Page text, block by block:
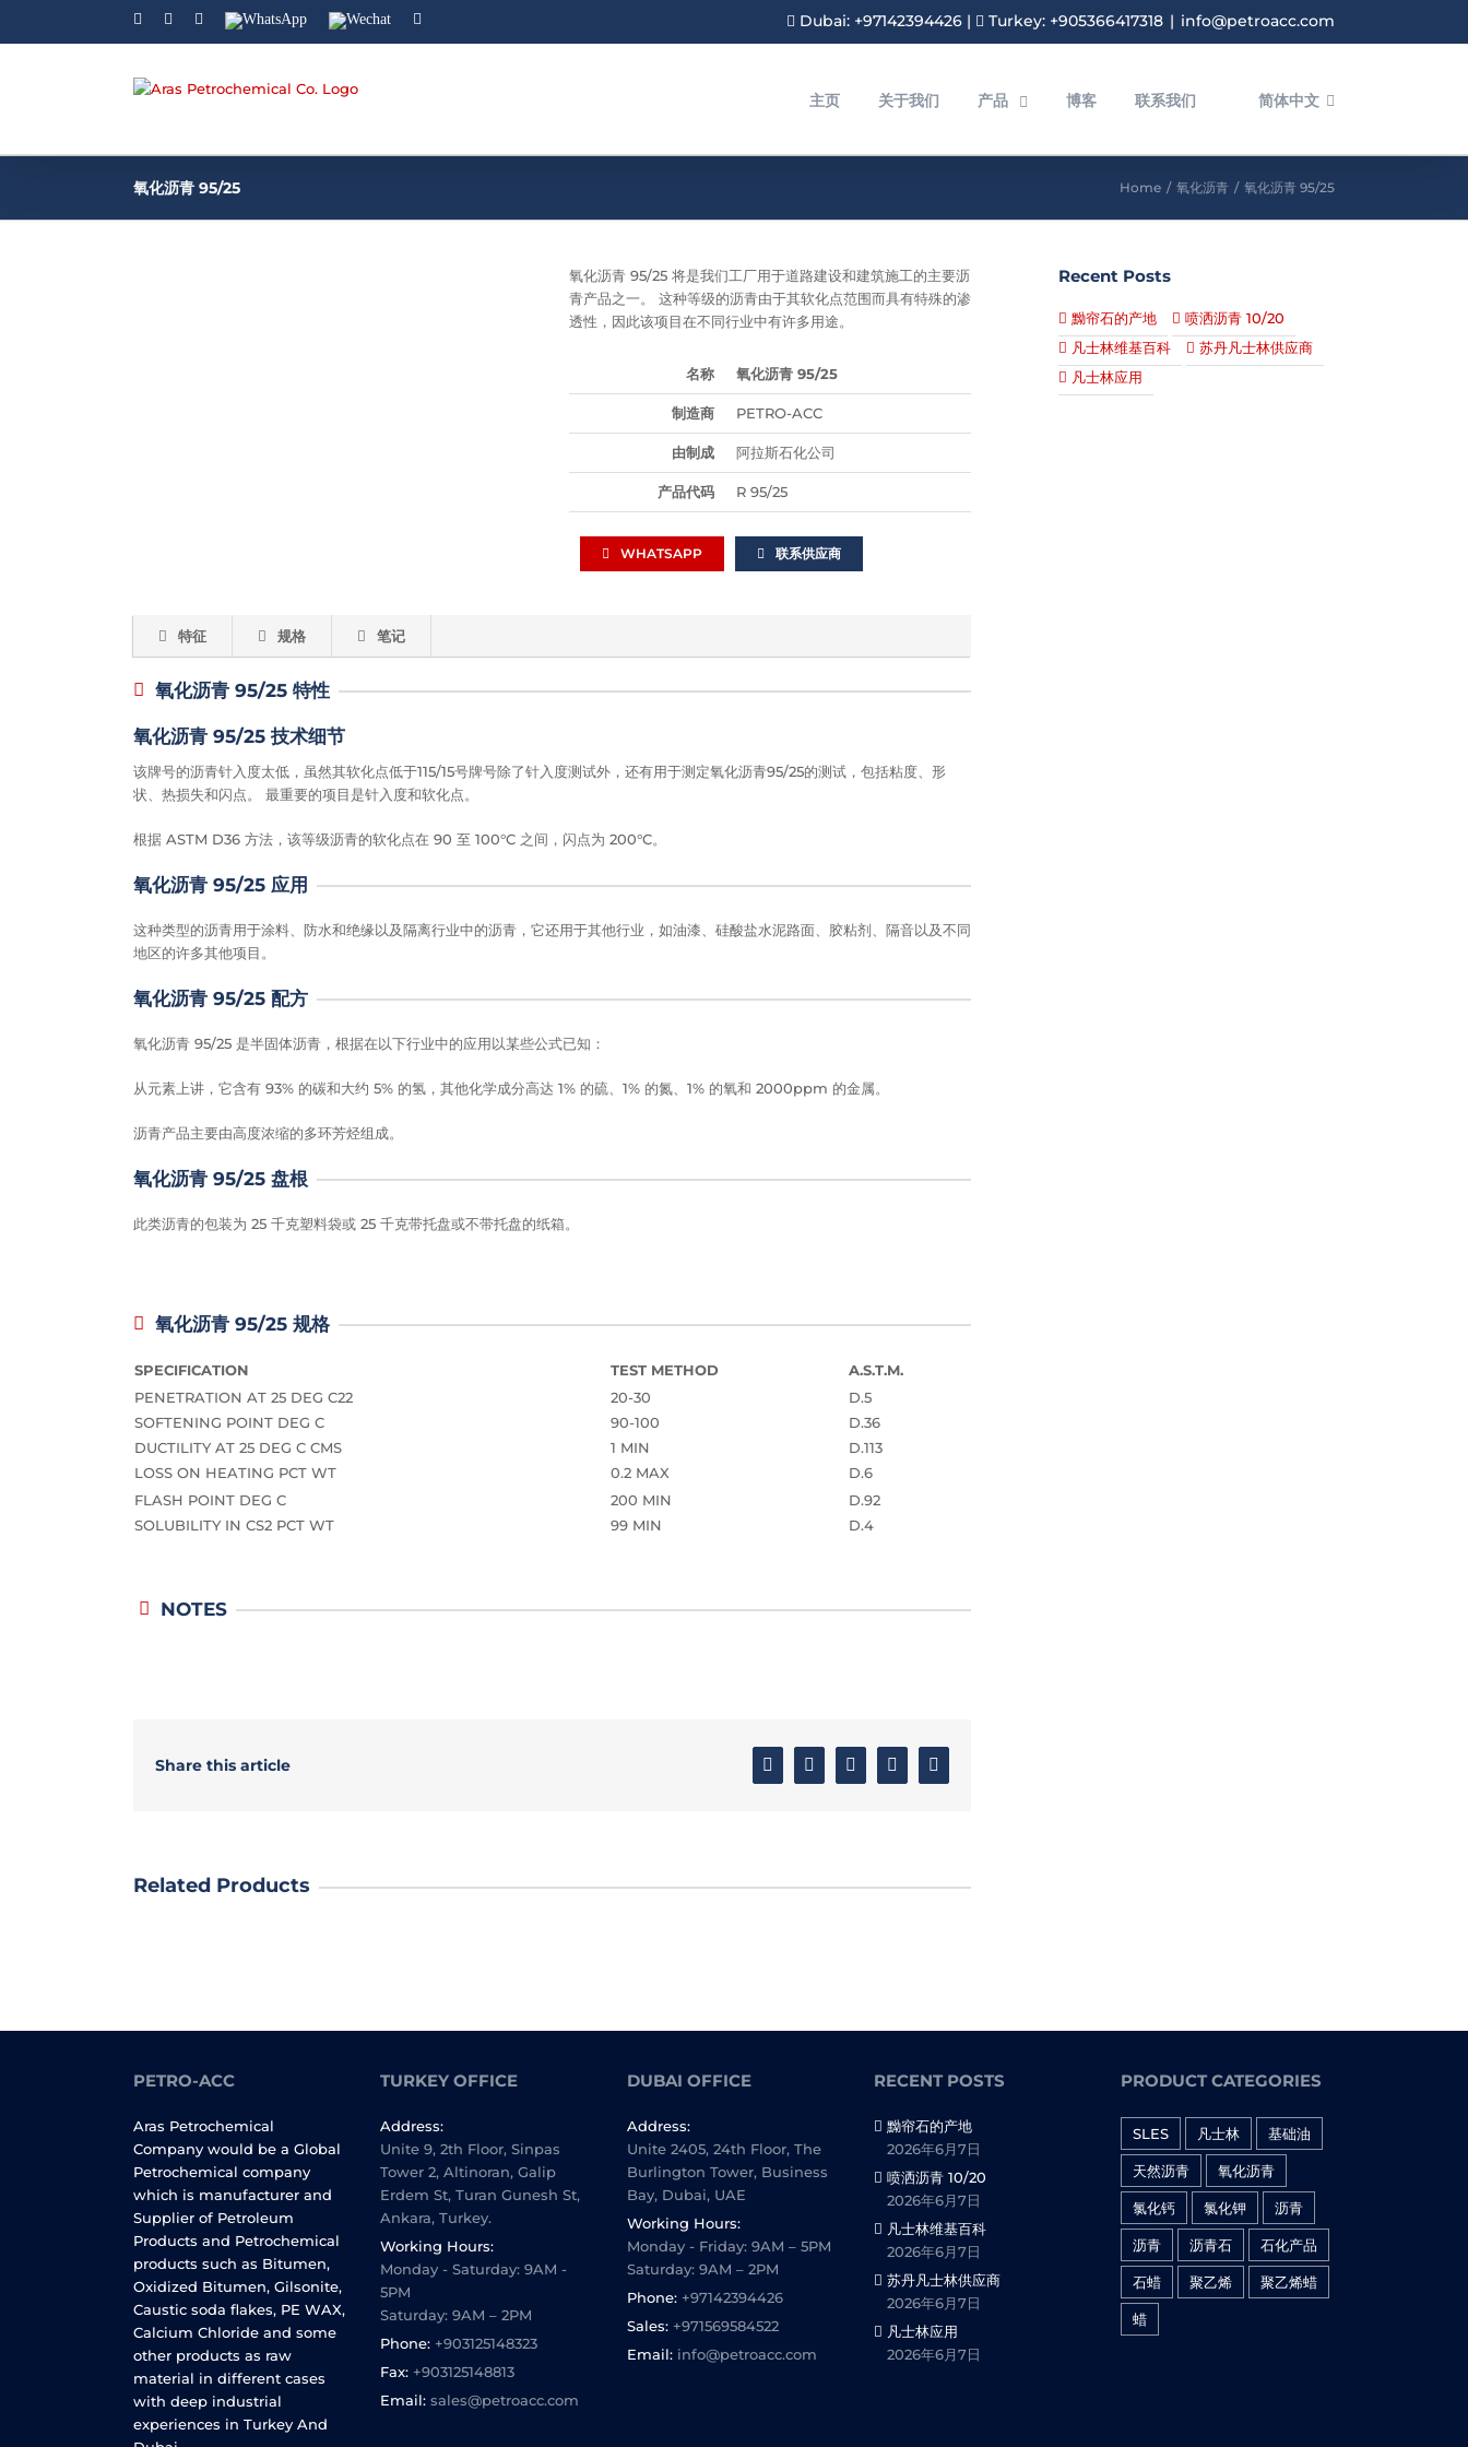
FacebookLinkedinInstagram
WhatsApp Wechat Dubai: +97142394426 | Turkey: +905366417318 | info@petroacc.com
主页 关于我们 产品 博客 联系我们 简体中文
氧化沥青 95/25 Home / 氧化沥青 / 氧化沥青 95/25
氧化沥青 95/25 将是我们工厂用于道路建设和建筑施工的主要沥
青产品之一。 这种等级的沥青由于其软化点范围而具有特殊的渗
透性，因此该项目在不同行业中有许多用途。
名称 氧化沥青 95/25
制造商 PETRO-ACC
由制成 阿拉斯石化公司
产品代码 R 95/25
WHATSAPP 联系供应商
特征 规格 笔记
氧化沥青 95/25 特性
氧化沥青 95/25 技术细节
该牌号的沥青针入度太低，虽然其软化点低于115/15号牌号除了针入度测试外，还有用于测定氧化沥青95/25的测试，包括粘度、形
状、热损失和闪点。 最重要的项目是针入度和软化点。
根据 ASTM D36 方法，该等级沥青的软化点在 90 至 100°C 之间，闪点为 200°C。
氧化沥青 95/25 应用
这种类型的沥青用于涂料、防水和绝缘以及隔离行业中的沥青，它还用于其他行业，如油漆、硅酸盐水泥路面、胶粘剂、隔音以及不同
地区的许多其他项目。
氧化沥青 95/25 配方
氧化沥青 95/25 是半固体沥青，根据在以下行业中的应用以某些公式已知：
从元素上讲，它含有 93% 的碳和大约 5% 的氢，其他化学成分高达 1% 的硫、1% 的氮、1% 的氧和 2000ppm 的金属。
沥青产品主要由高度浓缩的多环芳烃组成。
氧化沥青 95/25 盘根
此类沥青的包装为 25 千克塑料袋或 25 千克带托盘或不带托盘的纸箱。
氧化沥青 95/25 规格
SPECIFICATION TEST METHOD
A.S.T.M.
PENETRATION AT 25 DEG C22
20-30
D.5
SOFTENING POINT DEG C
90-100
D.36
DUCTILITY AT 25 DEG C CMS
1 MIN
D.113
LOSS ON HEATING PCT WT
0.2 MAX
D.6
FLASH POINT DEG C
200 MIN
D.92
SOLUBILITY IN CS2 PCT WT
99 MIN D.4
NOTES
Share this article FacebookTwitter LinkedinGoogle+
Related Products
Recent Posts
黝帘石的产地
喷洒沥青 10/20
凡士林维基百科
苏丹凡士林供应商
凡士林应用
PETRO-ACC
Aras Petrochemical
Company would be a Global
Petrochemical company
which is manufacturer and
Supplier of Petroleum
Products and Petrochemical
products such as Bitumen,
Oxidized Bitumen, Gilsonite,
Caustic soda flakes, PE WAX,
Calcium Chloride and some
other products as raw
material in different cases
with deep industrial
experiences in Turkey And
TURKEY OFFICE
Address:
Unite 9, 2th Floor, Sinpas
Tower 2, Altinoran, Galip
Erdem St, Turan Gunesh St,
Ankara, Turkey.
Working Hours:
Monday - Saturday: 9AM -
5PM
Saturday: 9AM – 2PM
Phone: +903125148323
Fax: +903125148813
Email: sales@petroacc.com
DUBAI OFFICE
Address:
Unite 2405, 24th Floor, The
Burlington Tower, Business
Bay, Dubai, UAE
Working Hours:
Monday - Friday: 9AM – 5PM
Saturday: 9AM – 2PM
Phone: +97142394426
Sales: +971569584522
Email: info@petroacc.com
RECENT POSTS
黝帘石的产地
2026年6月7日
喷洒沥青 10/20
2026年6月7日
凡士林维基百科
2026年6月7日
苏丹凡士林供应商
2026年6月7日
凡士林应用
2026年6月7日
PRODUCT CATEGORIES
SLES 凡士林 基础油
天然沥青 氧化沥青
氯化钙 氯化钾 沥青
沥青 沥青石 石化产品
石蜡 聚乙烯 聚乙烯蜡
蜡